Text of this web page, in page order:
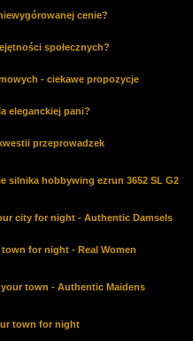
cenie?
społecznych?
- ciekawe propozycje
eleganckiej pani?
przeprowadzek
silnika hobbywing ezrun 3652 SL G2
city for night - Authentic Damsels
for night - Real Women
town - Authentic Maidens
town for night